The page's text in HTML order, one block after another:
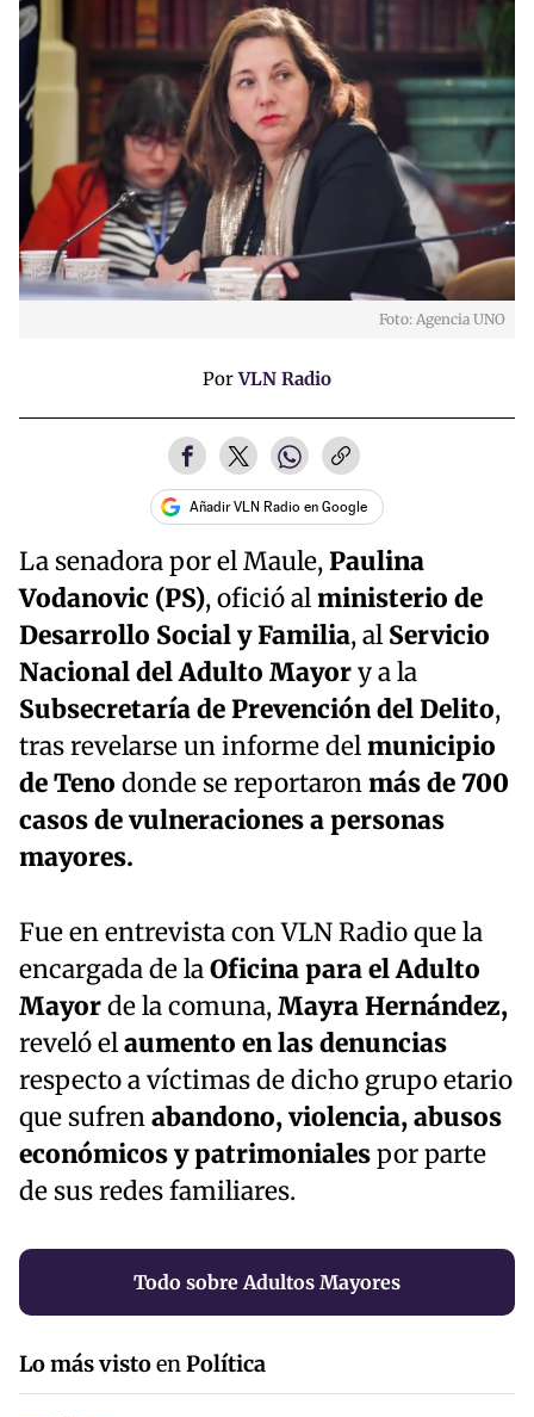
Foto: Agencia UNO
PorVLN Radio
Añadir VLN Radio en Google
La senadora por el Maule,Paulina
Vodanovic (PS), ofició alministerio de
Desarrollo Social y Familia, al Servicio
Nacional del Adulto Mayory a la
Subsecretaría de Prevención del Delito,
tras revelarse un informe delmunicipio
de Teno donde se reportaronmás de 700
casos de vulneraciones a personas
mayores.
Fue en entrevista con VLN Radio que la
encargada de laOficina para el Adulto
Mayorde la comuna,Mayra Hernández,
reveló elaumento en las denuncias
respecto a víctimas de dicho grupo etario
que sufrenabandono, violencia, abusos
económicosy patrimonialespor parte
de sus redes familiares.
Todo sobre Adultos Mayores
Lo más vistoenPolítica